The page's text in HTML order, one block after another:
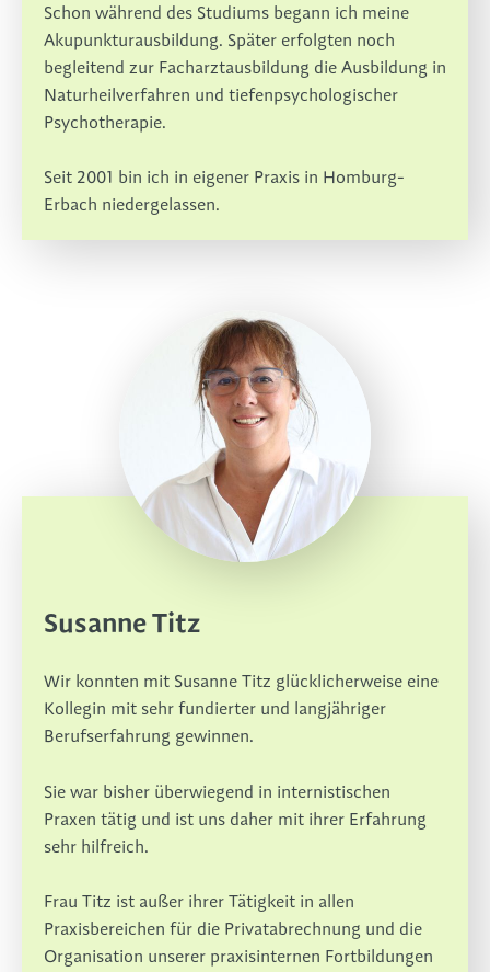
Schon während des Studiums begann ich meine
Akupunkturausbildung. Später erfolgten noch
begleitend zur Facharztausbildung die Ausbildung in
Naturheilverfahren und tiefenpsychologischer
Psychotherapie.
Seit 2001 bin ich in eigener Praxis in Homburg-
Erbach niedergelassen.
Susanne Titz
Wir konnten mit Susanne Titz glücklicherweise eine
Kollegin mit sehr fundierter und langjähriger
Berufserfahrung gewinnen.
Sie war bisher überwiegend in internistischen
Praxen tätig und ist uns daher mit ihrer Erfahrung
sehr hilfreich.
Frau Titz ist außer ihrer Tätigkeit in allen
Praxisbereichen für die Privatabrechnung und die
Organisation unserer praxisinternen Fortbildungen